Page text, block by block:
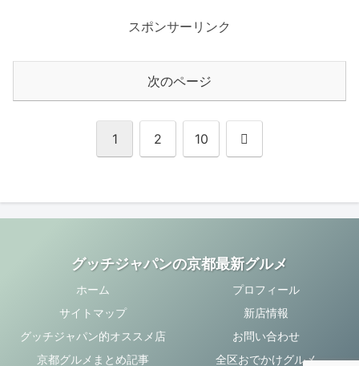
スポンサーリンク
次のページ
1 2 10 次
グッチジャパンの京都最新グルメ
ホーム
プロフィール
サイトマップ
新店情報
グッチジャパン的オススメ店
お問い合わせ
京都グルメまとめ記事
全区おでかけグルメ